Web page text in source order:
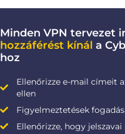
Minden VPN tervezet
hozzáférést kínál a
hoz
Ellenőrizze e-mail címeit
ellen
Figyelmeztetések
Ellenőrizze, hogy